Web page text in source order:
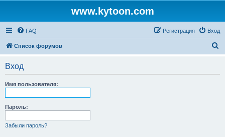
www.kytoon.com
FAQ Вход
Регистрация
Список форумов
Вход
Имя пользователя:
Пароль:
Забыли пароль?